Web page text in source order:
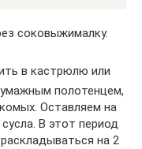
соковыжималку.
в кастрюлю или
полотенцем,
Оставляем на
В этот период
на 2